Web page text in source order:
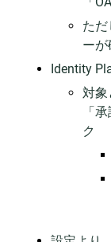
ただ
ーが
Identity
対象
「
ク